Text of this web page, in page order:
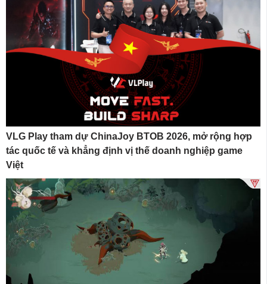
VLG Play tham dự ChinaJoy BTOB 2026, mở rộng hợp
tác quốc tế và khẳng định vị thế doanh nghiệp game
Việt